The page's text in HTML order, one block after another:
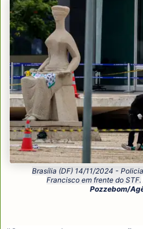
Brasília (DF) 14/11/2024 -
Francisco em frente do STF.
Pozzebom/